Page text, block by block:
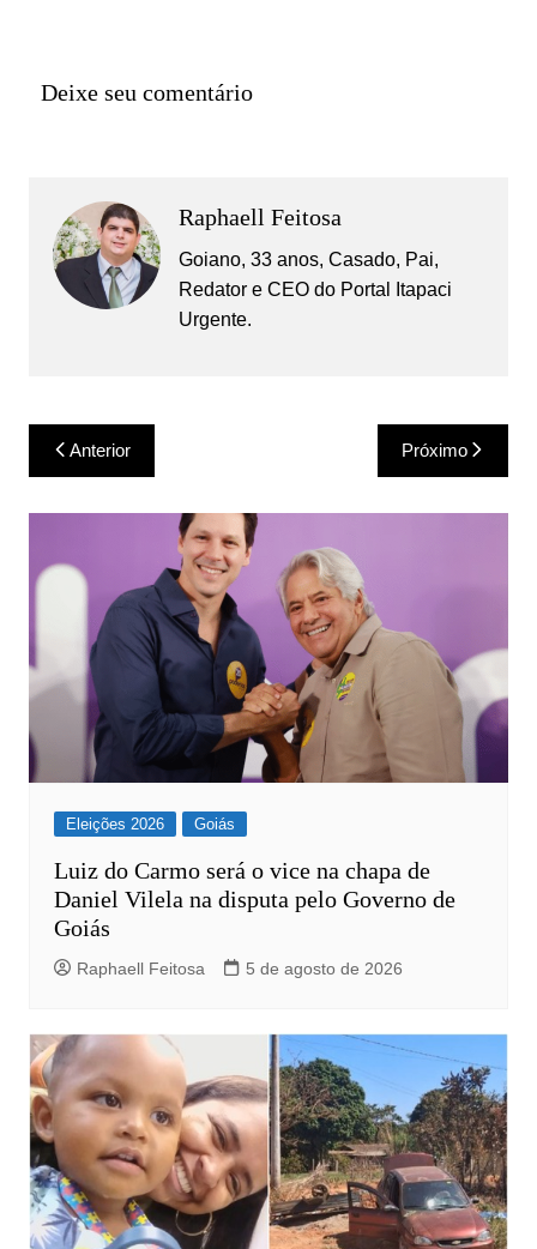
Deixe seu comentário
Raphaell Feitosa
Goiano, 33 anos, Casado, Pai,
Redator e CEO do Portal Itapaci
Urgente.
Navegação
de
Post
Anterior Próximo
Eleições 2026 Goiás
Luiz do Carmo será o vice na chapa de
Daniel Vilela na disputa pelo Governo de
Goiás
Raphaell Feitosa 5 de agosto de 2026